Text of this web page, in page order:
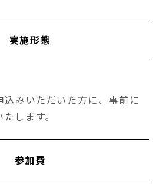
実施形態
みいただいた方に、事前に
します。
参加費